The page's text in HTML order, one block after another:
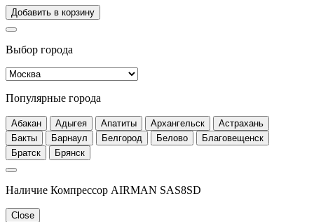
Добавить в корзину
Выбор города
Популярные города
Абакан Адыгея Апатиты Архангельск
Астрахань
Бакты
Барнаул Белгород Белово
Благовещенск
Братск
Брянск
Наличие Компрессор AIRMAN SAS8SD
Close